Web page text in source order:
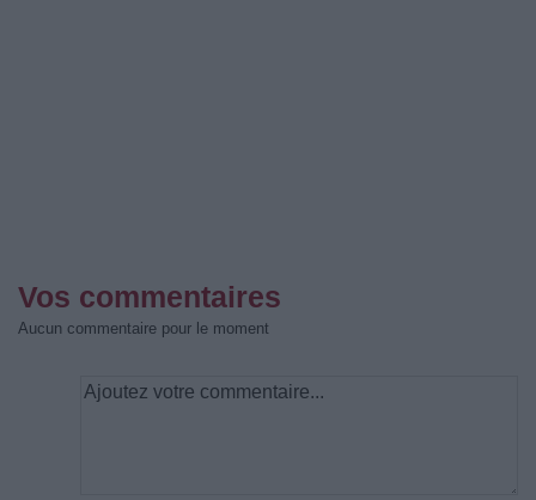
Vos commentaires
Aucun commentaire pour le moment